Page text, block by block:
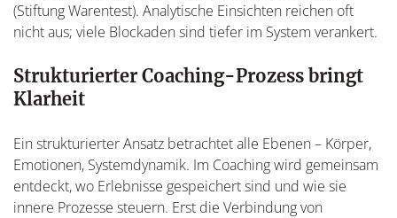
(Stiftung Warentest). Analytische Einsichten reichen oft
nicht aus; viele Blockaden sind tiefer im System verankert.
Strukturierter Coaching-Prozess bringt
Klarheit
Ein strukturierter Ansatz betrachtet alle Ebenen – Körper,
Emotionen, Systemdynamik. Im Coaching wird gemeinsam
entdeckt, wo Erlebnisse gespeichert sind und wie sie
innere Prozesse steuern. Erst die Verbindung von